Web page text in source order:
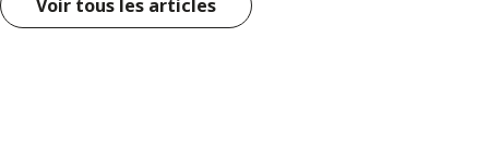
Voir tous les articles